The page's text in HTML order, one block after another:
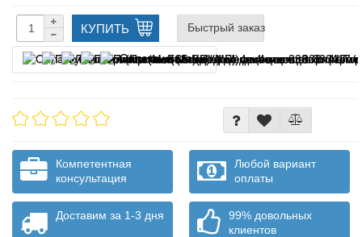
КУПИТЬ Быстрый заказ
Оплата частями
Компетентная
консультация
Любой вариант
оплаты
Доставим за 1-3 дня
99% довольных
клиентов